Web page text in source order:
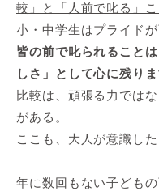
較」と「人前で叱る」こ
小・中学生はプライド
皆の前で叱られること
しさ」として心に残りま
比較は、頑張る力では
がある。
ここも、大人が意識し
年に数回もない子ども